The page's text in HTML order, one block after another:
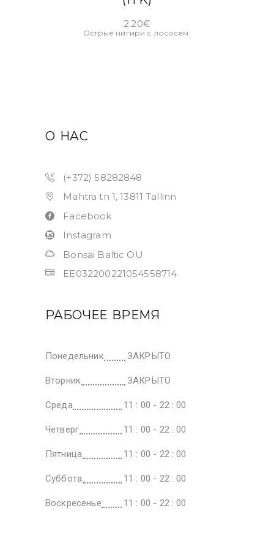
2.20€
Острые нигири с лососем.
О НАС
(+372) 58282848
Mahtra tn 1, 13811 Tallinn
Facebook
Instagram
Bonsai Baltic OU
EE032200221054558714
РАБОЧЕЕ ВРЕМЯ
Понедельник ЗАКРЫТО
Вторник ЗАКРЫТО
Среда 11 : 00 - 22 : 00
Четверг 11 : 00 - 22 : 00
Пятница 11 : 00 - 22 : 00
Суббота 11 : 00 - 22 : 00
Воскресенье 11 : 00 - 22 : 00